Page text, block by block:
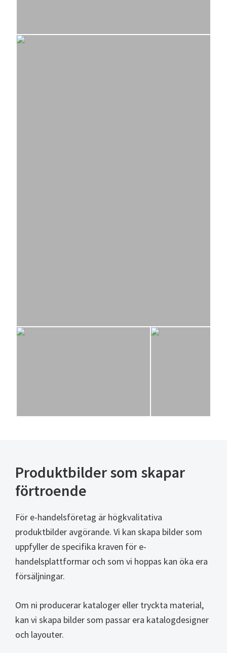
Produktbilder som skapar
förtroende
För e-handelsföretag är högkvalitativa
produktbilder avgörande. Vi kan skapa bilder som
uppfyller de specifika kraven för e-
handelsplattformar och som vi hoppas kan öka era
försäljningar.
Om ni producerar kataloger eller tryckta material,
kan vi skapa bilder som passar era katalogdesigner
och layouter.